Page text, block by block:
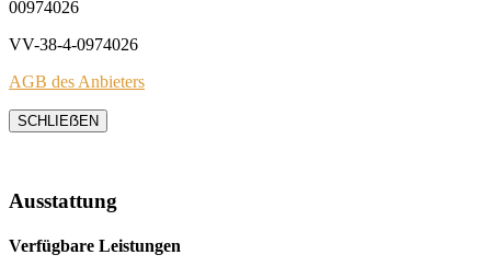
00974026
VV-38-4-0974026
AGB des Anbieters
SCHLIEẞEN
Ausstattung
Verfügbare Leistungen